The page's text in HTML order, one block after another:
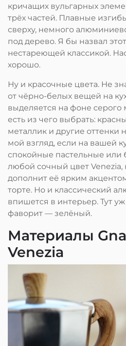
кричащих вульгарных
трёх частей. Плавные
сверху, немного
под дерево. Я бы назвал
нестареющей классикой.
хорошо.
Ну и красочные цвета. Не
от чёрно-белых вещей на
выделяется на фоне серого
есть из чего выбрать:
металлик и другие оттенки
мой взгляд, если на вашей
спокойные пастельные или
любой сочный цвет Venezia,
дополнит её ярким
торте. Но и классический
впишется в интерьер. Тут
фаворит — зелёный.
Материалы
Venezia